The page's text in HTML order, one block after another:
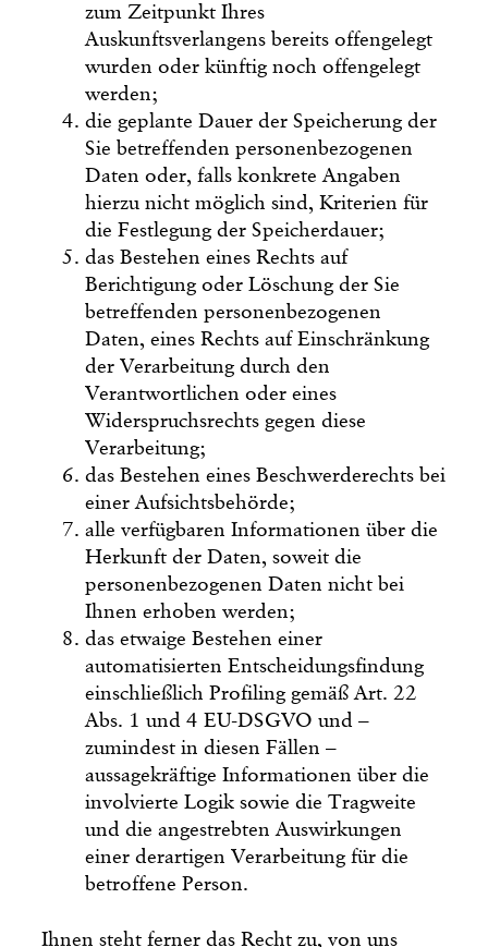
zum Zeitpunkt Ihres
Auskunftsverlangens bereits offengelegt
wurden oder künftig noch offengelegt
werden;
die geplante Dauer der Speicherung der
Sie betreffenden personenbezogenen
Daten oder, falls konkrete Angaben
hierzu nicht möglich sind, Kriterien für
die Festlegung der Speicherdauer;
das Bestehen eines Rechts auf
Berichtigung oder Löschung der Sie
betreffenden personenbezogenen
Daten, eines Rechts auf Einschränkung
der Verarbeitung durch den
Verantwortlichen oder eines
Widerspruchsrechts gegen diese
Verarbeitung;
das Bestehen eines Beschwerderechts bei
einer Aufsichtsbehörde;
alle verfügbaren Informationen über die
Herkunft der Daten, soweit die
personenbezogenen Daten nicht bei
Ihnen erhoben werden;
das etwaige Bestehen einer
automatisierten Entscheidungsfindung
einschließlich Profiling gemäß Art. 22
Abs. 1 und 4 EU-DSGVO und –
zumindest in diesen Fällen –
aussagekräftige Informationen über die
involvierte Logik sowie die Tragweite
und die angestrebten Auswirkungen
einer derartigen Verarbeitung für die
betroffene Person.
Ihnen steht ferner das Recht zu, von uns